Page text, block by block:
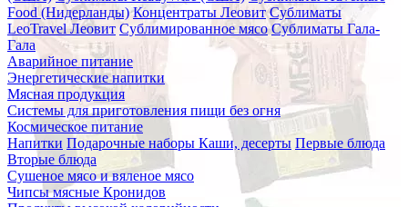
Food (Нидерланды) Концентраты Леовит Сублиматы
LeoTravel Леовит Сублимированное мясо Сублиматы Гала-
Гала
Аварийное питание
Энергетические напитки
Мясная продукция
Системы для приготовления пищи без огня
Космическое питание
Напитки Подарочные наборы Каши, десерты Первые блюда
Вторые блюда
Сушеное мясо и вяленое мясо
Чипсы мясные Кронидов